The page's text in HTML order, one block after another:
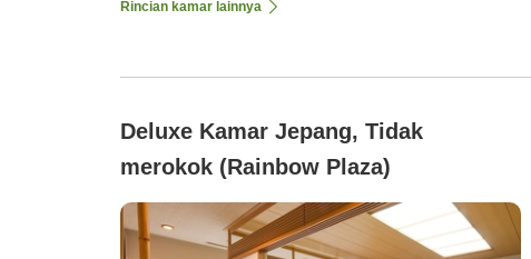
Rincian kamar lainnya
Deluxe Kamar Jepang, Tidak
merokok (Rainbow Plaza)